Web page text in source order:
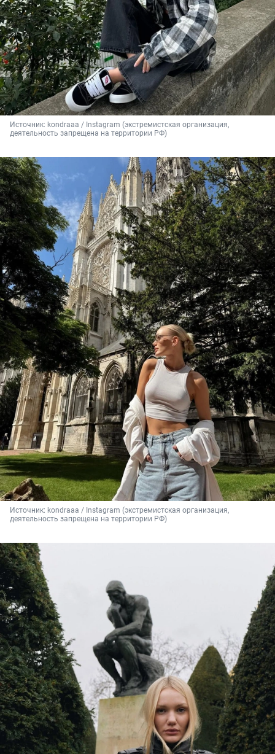
Источник: kondraaa / Instagram (экстремистская организация,
деятельность запрещена на территории РФ)
Источник: kondraaa / Instagram (экстремистская организация,
деятельность запрещена на территории РФ)